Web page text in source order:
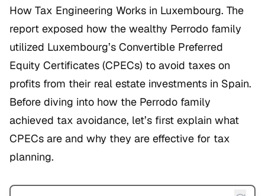
How Tax Engineering Works in Luxembourg. The
report exposed how the wealthy Perrodo family
utilized Luxembourg’s Convertible Preferred
Equity Certificates (CPECs) to avoid taxes on
profits from their real estate investments in Spain.
Before diving into how the Perrodo family
achieved tax avoidance, let’s first explain what
CPECs are and why they are effective for tax
planning.